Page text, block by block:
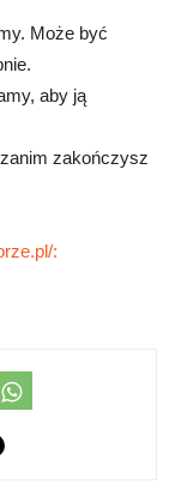
Może być
aby ją
zakończysz
: